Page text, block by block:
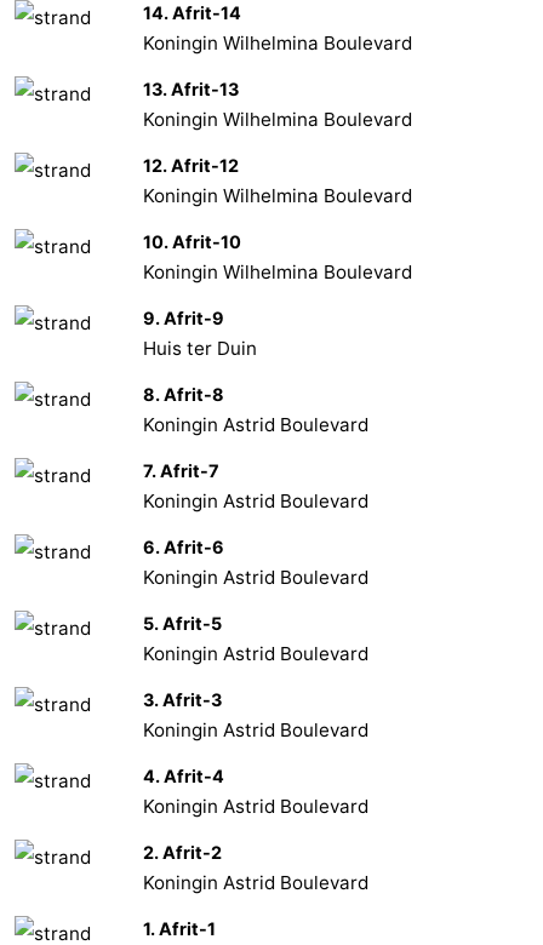
14. Afrit-14
Koningin Wilhelmina Boulevard
13. Afrit-13
Koningin Wilhelmina Boulevard
12. Afrit-12
Koningin Wilhelmina Boulevard
10. Afrit-10
Koningin Wilhelmina Boulevard
9. Afrit-9
Huis ter Duin
8. Afrit-8
Koningin Astrid Boulevard
7. Afrit-7
Koningin Astrid Boulevard
6. Afrit-6
Koningin Astrid Boulevard
5. Afrit-5
Koningin Astrid Boulevard
3. Afrit-3
Koningin Astrid Boulevard
4. Afrit-4
Koningin Astrid Boulevard
2. Afrit-2
Koningin Astrid Boulevard
1. Afrit-1